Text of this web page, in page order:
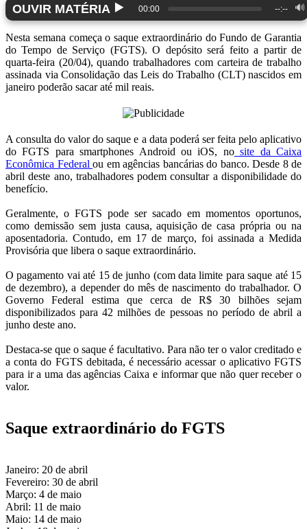
OUVIR MATÉRIA ▶️ 00:00 --:-- 🔊
Nesta semana começa o saque extraordinário do Fundo de Garantia
do Tempo de Serviço (FGTS). O depósito será feito a partir de
quarta-feira (20/04), quando trabalhadores com carteira de trabalho
assinada via Consolidação das Leis do Trabalho (CLT) nascidos em
janeiro poderão sacar até mil reais.
A consulta do valor do saque e a data poderá ser feita pelo aplicativo
do FGTS para smartphones Android ou iOS, nosite da Caixa
Econômica Federal ou em agências bancárias do banco. Desde 8 de
abril deste ano, trabalhadores podem consultar a disponibilidade do
benefício.
Geralmente, o FGTS pode ser sacado em momentos oportunos,
como demissão sem justa causa, aquisição de casa própria ou na
aposentadoria. Contudo, em 17 de março, foi assinada a Medida
Provisória que libera o saque extraordinário.
O pagamento vai até 15 de junho (com data limite para saque até 15
de dezembro), a depender do mês de nascimento do trabalhador. O
Governo Federal estima que cerca de R$ 30 bilhões sejam
disponibilizados para 42 milhões de pessoas no período de abril a
junho deste ano.
Destaca-se que o saque é facultativo. Para não ter o valor creditado e
a conta do FGTS debitada, é necessário acessar o aplicativo FGTS
para ir a uma das agências Caixa e informar que não quer receber o
valor.
Saque extraordinário do FGTS
Janeiro: 20 de abril
Fevereiro: 30 de abril
Março: 4 de maio
Abril: 11 de maio
Maio: 14 de maio